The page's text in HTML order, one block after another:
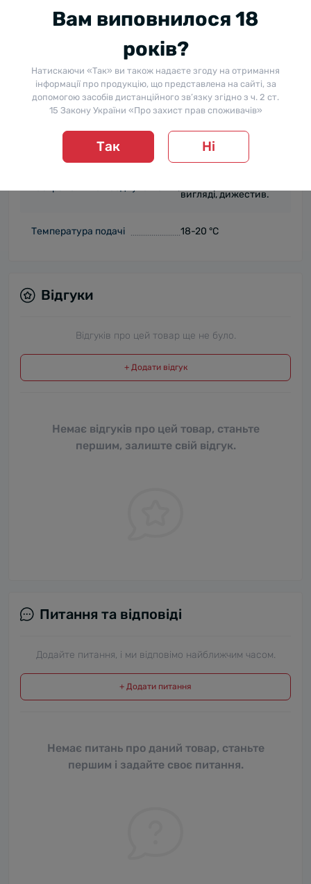
із відтінками
шоколаду та
фруктів. Також
відчувається
легкий акцент
благородного
тютюну. Післясмак
приємна
збалансованість
солодкою нотою.
вигляді, дижестив.
Температура подачі 18-20 °C
Відгуки
Відгуків про цей товар ще не було.
+ Додати відгук
Немає відгуків про цей товар, станьте
першим, залиште свій відгук.
Питання та відповіді
Додайте питання, і ми відповімо найближчим часом.
+ Додати питання
Немає питань про даний товар, станьте
першим і задайте своє питання.
Вам виповнилося 18
років?
Натискаючи «Так» ви також надаєте згоду на отримання
інформації про продукцію, що представлена на сайті, за
допомогою засобів дистанційного зв’язку згідно з ч. 2 ст.
15 Закону України «Про захист прав споживачів»
Так Ні